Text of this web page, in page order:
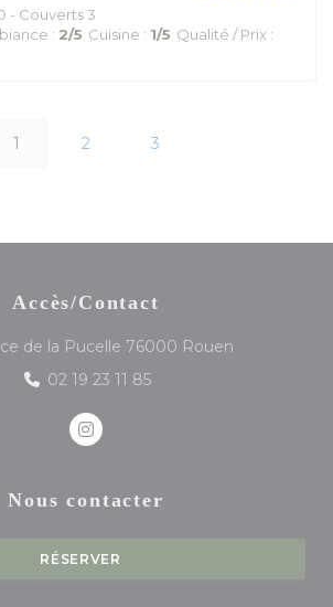
- Couverts 3
: 2/5 Cuisine : 1/5 Qualité / Prix :
1 2 3
Accès/Contact
de la Pucelle 76000 Rouen((ouvre une
02 19 23 11 85
Instagram ((ouvre une
Nous contacter
RÉSERVER